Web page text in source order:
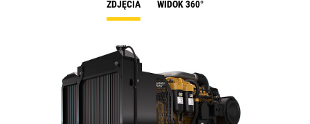
ZDJĘCIA WIDOK 360°